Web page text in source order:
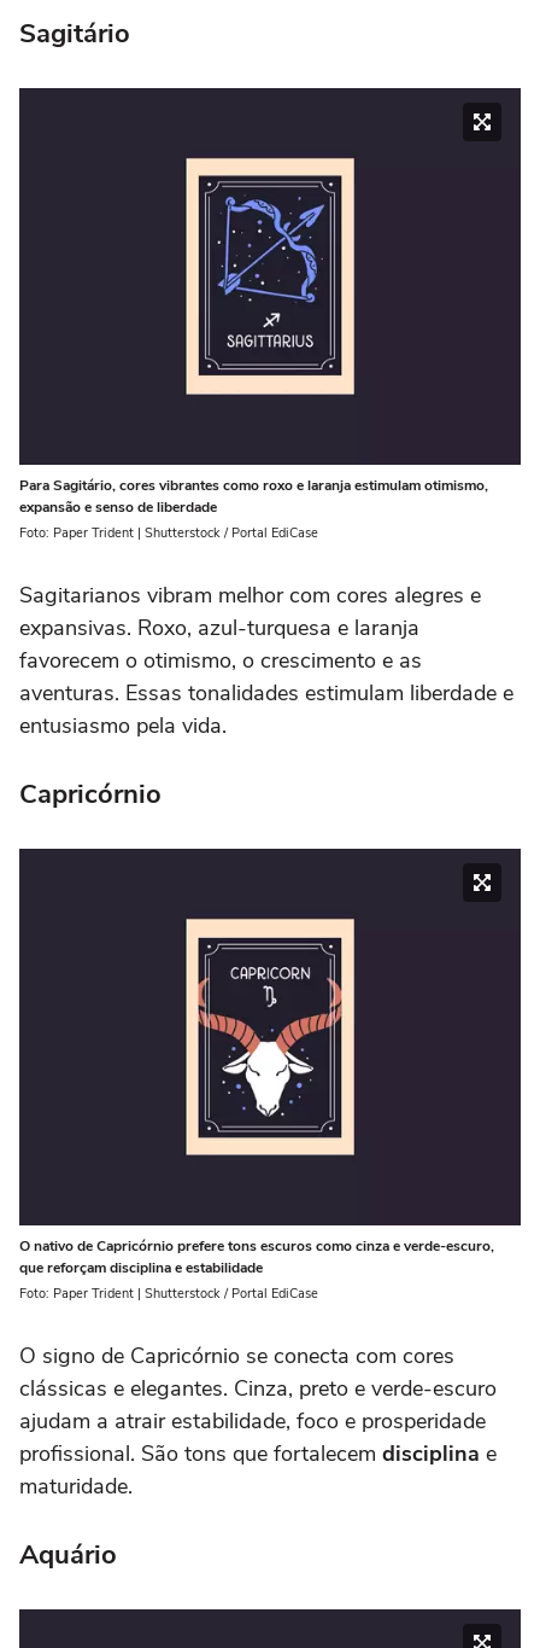
Sagitário
Para Sagitário, cores vibrantes como roxo e laranja estimulam otimismo,
expansão e senso de liberdade
Foto: Paper Trident | Shutterstock / Portal EdiCase
Sagitarianos vibram melhor com cores alegres e
expansivas. Roxo, azul-turquesa e laranja
favorecem o otimismo, o crescimento e as
aventuras. Essas tonalidades estimulam liberdade e
entusiasmo pela vida.
Capricórnio
O nativo de Capricórnio prefere tons escuros como cinza e verde-escuro,
que reforçam disciplina e estabilidade
Foto: Paper Trident | Shutterstock / Portal EdiCase
O signo de Capricórnio se conecta com cores
clássicas e elegantes. Cinza, preto e verde-escuro
ajudam a atrair estabilidade, foco e prosperidade
profissional. São tons que fortalecem disciplina e
maturidade.
Aquário